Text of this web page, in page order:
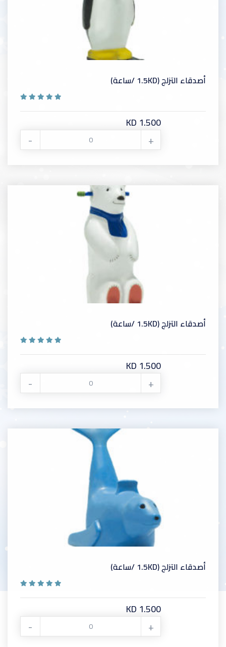
أصدقاء التزلج (1.5KD /ساعة)
KD 1.500
- +
أصدقاء التزلج (1.5KD /ساعة)
KD 1.500
- +
أصدقاء التزلج (1.5KD /ساعة)
KD 1.500
- +